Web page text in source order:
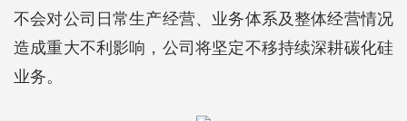
不会对公司日常生产经营、业务体系及整体经营情况
造成重大不利影响，公司将坚定不移持续深耕碳化硅
业务。